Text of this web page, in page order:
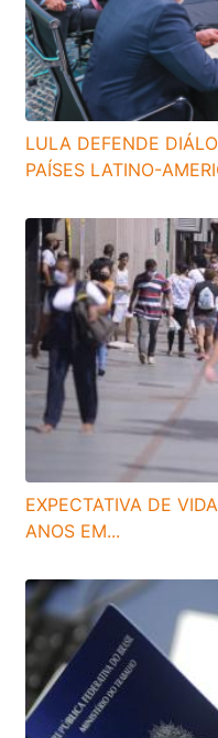
LULA DEFENDE
PAÍSES LATINO-
EXPECTATIVA DE
ANOS EM...